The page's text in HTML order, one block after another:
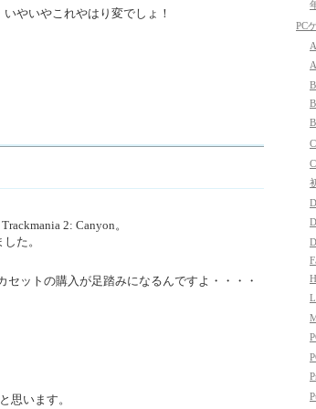
やいやこれやはり変でしょ！
2: Canyon。
た。
ットの購入が足踏みになるんですよ・・・・
思います。
PC